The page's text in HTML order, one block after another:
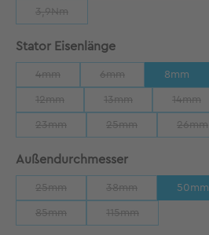
3,9Nm
Stator Eisenlängeauswählen
4mm 6mm 8mm
12mm 13mm 14mm
23mm 25mm 26mm
Außendurchmesserauswählen
25mm 38mm 50mm
85mm 115mm